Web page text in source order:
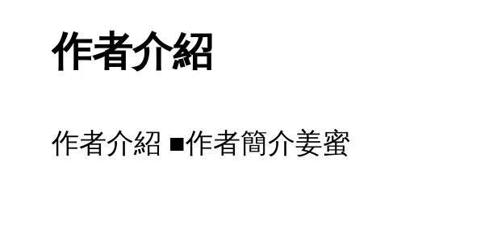
作者介紹
作者介紹 ■作者簡介姜蜜